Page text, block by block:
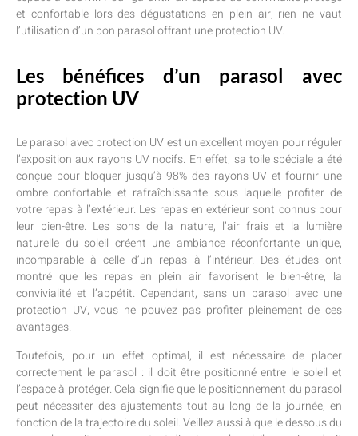
et confortable lors des dégustations en plein air, rien ne vaut
l’utilisation d’un bon parasol offrant une protection UV.
Les bénéfices d’un parasol avec
protection UV
Le parasol avec protection UV est un excellent moyen pour réguler
l’exposition aux rayons UV nocifs. En effet, sa toile spéciale a été
conçue pour bloquer jusqu’à 98% des rayons UV et fournir une
ombre confortable et rafraîchissante sous laquelle profiter de
votre repas à l’extérieur. Les repas en extérieur sont connus pour
leur bien-être. Les sons de la nature, l’air frais et la lumière
naturelle du soleil créent une ambiance réconfortante unique,
incomparable à celle d’un repas à l’intérieur. Des études ont
montré que les repas en plein air favorisent le bien-être, la
convivialité et l’appétit. Cependant, sans un parasol avec une
protection UV, vous ne pouvez pas profiter pleinement de ces
avantages.
Toutefois, pour un effet optimal, il est nécessaire de placer
correctement le parasol : il doit être positionné entre le soleil et
l’espace à protéger. Cela signifie que le positionnement du parasol
peut nécessiter des ajustements tout au long de la journée, en
fonction de la trajectoire du soleil. Veillez aussi à que le dessous du